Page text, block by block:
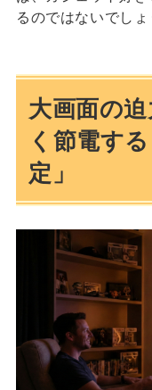
るのではないでしょ
大画面の
く節電す
定」